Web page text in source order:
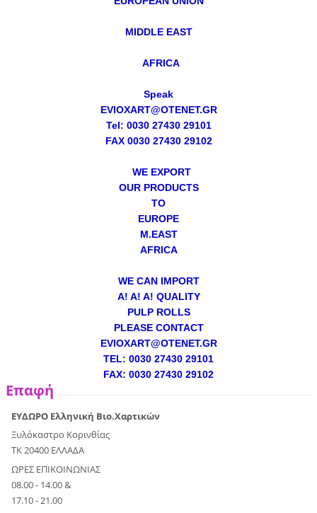
MIDDLE EAST
AFRICA
Speak
EVIOXART@OTENET.GR
Tel: 0030 27430 29101
FAX 0030 27430 29102
WE EXPORT
OUR PRODUCTS
TO
EUROPE
M.EAST
AFRICA
WE CAN IMPORT
A! A! A! QUALITY
PULP ROLLS
PLEASE CONTACT
EVIOXART@OTENET.GR
TEL: 0030 27430 29101
FAX: 0030 27430 29102
Επαφή
ΕΥΔΩΡΟ Ελληνική Βιο.Χαρτικών
Ξυλόκαστρο Κορινθίας
ΤΚ 20400 ΕΛΛΑΔΑ
ΩΡΕΣ ΕΠΙΚΟΙΝΩΝΙΑΣ
08.00 - 14.00 &
17.10 - 21.00